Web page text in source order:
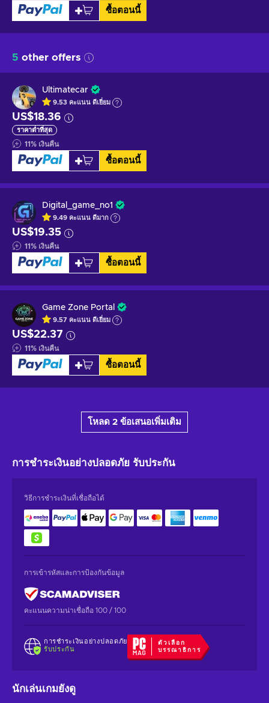
ซื้อตอนนี้
5 other offers
Ultimatecar
9.53 คะแนน ดีเยี่ยม
US$18.36
ราคาต่ำที่สุด
11% เงินคืน
ซื้อตอนนี้
Digital_game_no1
9.49 คะแนน ดีมาก
US$19.35
11% เงินคืน
ซื้อตอนนี้
Game Zone Portal
9.57 คะแนน ดีเยี่ยม
US$22.37
11% เงินคืน
ซื้อตอนนี้
โหลด 2 ข้อเสนอเพิ่มเติม
การชำระเงินอย่างปลอดภัย รับประกัน
วิธีการชำระเงินที่เชื่อถือได้
การเข้ารหัสและการป้องกันข้อมูล
คะแนนความน่าเชื่อถือ 100 / 100
การชำระเงินอย่างปลอดภัย
รับประกัน
ตัวเลือก
บรรณาธิการ
นักเล่นเกมยังดู